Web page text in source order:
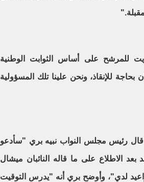
".
للمرشح على أساس الثوابت الوطنية
بحاجة للإنقاذ، ونحن علينا تلك المسؤولية
قال رئيس مجلس النواب نبيه بري "سأدعو
الاطلاع على ما قاله النائبان ميشال
لدي"، وأوضح بري أنه "يدرس التوقيت